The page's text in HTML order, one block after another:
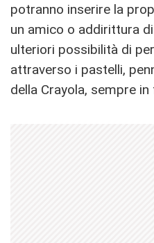
potranno inserire la
un amico o addirittura
ulteriori possibilità di
attraverso i pastelli,
della Crayola, sempre